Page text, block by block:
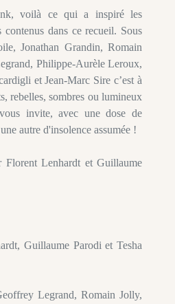
voilà ce qui a inspiré les
contenus dans ce recueil. Sous
Jonathan Grandin, Romain
Philippe-Aurèle Leroux,
et Jean-Marc Sire c’est à
rebelles, sombres ou lumineux
invite, avec une dose de
autre d'insolence assumée !
Florent Lenhardt et Guillaume
Guillaume Parodi et Tesha
Legrand, Romain Jolly,